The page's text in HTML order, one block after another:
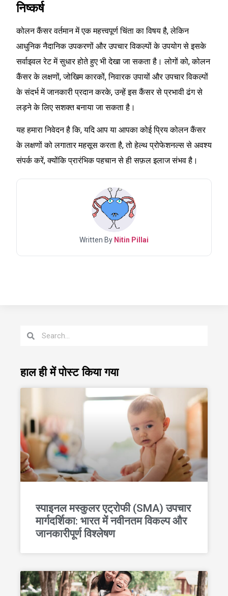
निष्कर्ष
कोलन कैंसर वर्तमान में एक महत्त्वपूर्ण चिंता का विषय है, लेकिन
आधुनिक नैदानिक उपकरणों और उपचार विकल्पों के उपयोग से इसके
सर्वाइवल रेट में सुधार होते हुए भी देखा जा सकता है। लोगों को, कोलन
कैंसर के लक्षणों, जोखिम कारकों, निवारक उपायों और उपचार विकल्पों
के संदर्भ में जानकारी प्रदान करके, उन्हें इस कैंसर से प्रभावी ढंग से
लड़ने के लिए सशक्त बनाया जा सकता है।
यह हमारा निवेदन है कि, यदि आप या आपका कोई प्रिय कोलन कैंसर
के लक्षणों को लगातार महसूस करता है, तो हेल्थ प्रोफेशनल्स से अवश्य
संपर्क करें, क्योंकि प्रारंभिक पहचान से ही सफ़ल इलाज संभव है।
Written By Nitin Pillai
हाल ही में पोस्ट किया गया
स्पाइनल मस्कुलर एट्रोफी (SMA) उपचार
मार्गदर्शिका: भारत में नवीनतम विकल्प और
जानकारीपूर्ण विश्लेषण